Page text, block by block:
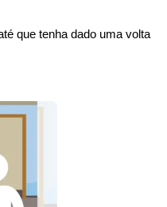
que tenha dado uma volta